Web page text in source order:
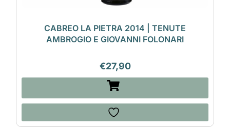
CABREO LA PIETRA 2014 | TENUTE
AMBROGIO E GIOVANNI FOLONARI
€27,90